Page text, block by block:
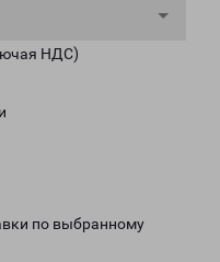
НДС)
по выбранному